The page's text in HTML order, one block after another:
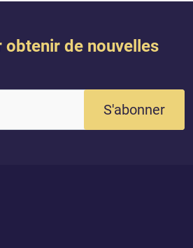
obtenir de nouvelles
S'abonner